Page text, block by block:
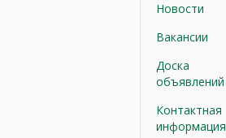
Новости
Вакансии
Доска
объявлений
Контактная
информация